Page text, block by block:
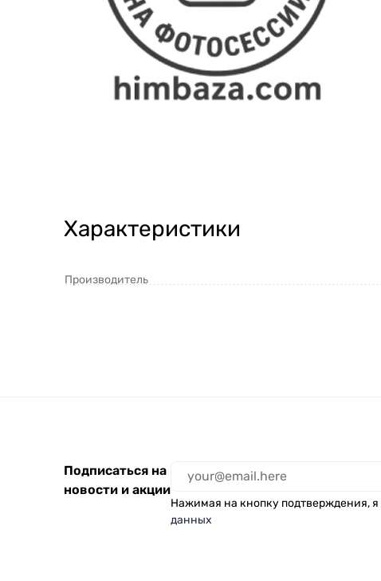
Характеристики
Производитель
Подписаться на
новости и акции
Нажимая на кнопку подтверждения,
данных